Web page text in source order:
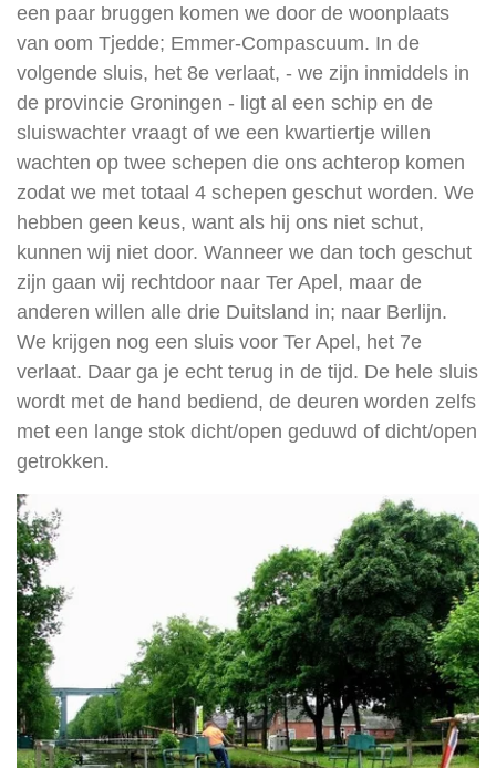
een paar bruggen komen we door de woonplaats
van oom Tjedde; Emmer-Compascuum. In de
volgende sluis, het 8e verlaat, - we zijn inmiddels in
de provincie Groningen - ligt al een schip en de
sluiswachter vraagt of we een kwartiertje willen
wachten op twee schepen die ons achterop komen
zodat we met totaal 4 schepen geschut worden. We
hebben geen keus, want als hij ons niet schut,
kunnen wij niet door. Wanneer we dan toch geschut
zijn gaan wij rechtdoor naar Ter Apel, maar de
anderen willen alle drie Duitsland in; naar Berlijn.
We krijgen nog een sluis voor Ter Apel, het 7e
verlaat. Daar ga je echt terug in de tijd. De hele sluis
wordt met de hand bediend, de deuren worden zelfs
met een lange stok dicht/open geduwd of dicht/open
getrokken.